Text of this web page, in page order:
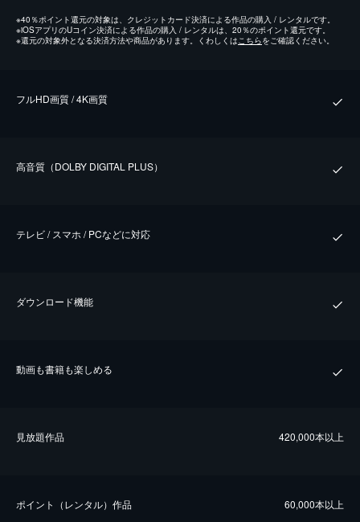
※40％ポイント還元の対象は、クレジットカード決済による作品の購入 / レンタルです。
※iOSアプリのUコイン決済による作品の購入 / レンタルは、20％のポイント還元です。
※還元の対象外となる決済方法や商品があります。くわしくはこちらをご確認ください。
フルHD画質 / 4K画質
⾼⾳質（DOLBY DIGITAL PLUS）
テレビ / スマホ / PCなどに対応
ダウンロード機能
動画も書籍も楽しめる
⾒放題作品 420,000本以上
ポイント（レンタル）作品 60,000本以上